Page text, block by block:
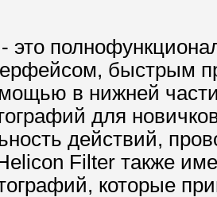
- это
быстрым
в нижней
для
действий,
Filter также
которые